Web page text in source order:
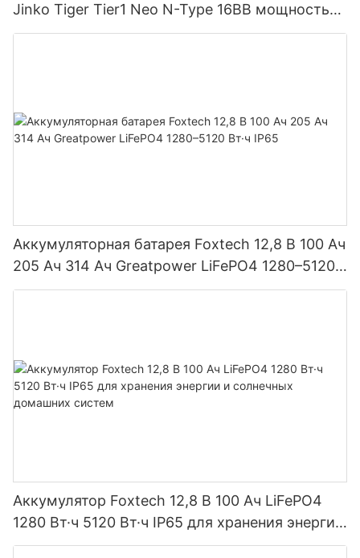
Jinko Tiger Tier1 Neo N-Type 16BB мощностью
590 Вт, 620 Вт, 630 Вт, 650 Вт, двусторонние
Аккумуляторная батарея Foxtech 12,8 В 100 Ач
205 Ач 314 Ач Greatpower LiFePO4 1280–5120
Вт·ч IP65
Аккумулятор Foxtech 12,8 В 100 Ач LiFePO4
1280 Вт·ч 5120 Вт·ч IP65 для хранения энергии
и солнечных домашних систем